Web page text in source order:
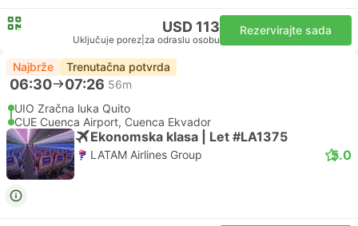
USD 113
Uključuje porez za odraslu osobu
Rezervirajte sada
Najbrže Trenutačna potvrda
06:30 07:26 56m
UIO Zračna luka Quito
CUE Cuenca Airport, Cuenca Ekvador
Ekonomska klasa | Let #LA1375
LATAM Airlines Group 5.0